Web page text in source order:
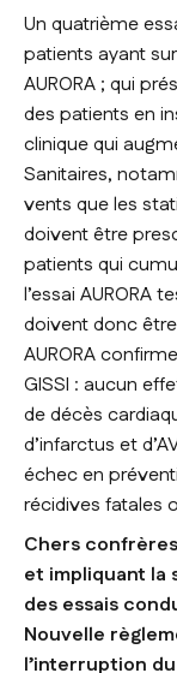
Un quatrième
patients ayant
AURORA ; qui
des patients en
clinique qui
Sanitaires,
vents que les
doivent être
patients qui
l’essai AURORA
doivent donc
AURORA
GISSI : aucun
de décès
d’infarctus et
échec en
récidives fatales
Chers
et impliquant la
des essais
Nouvelle
l’interruption